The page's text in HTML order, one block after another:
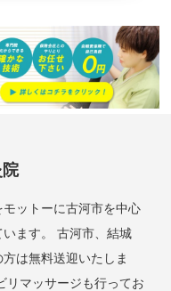
ットーに古河市を中心
ます。 古河市、結城
は無料送迎いたしま
リマッサージも行ってお